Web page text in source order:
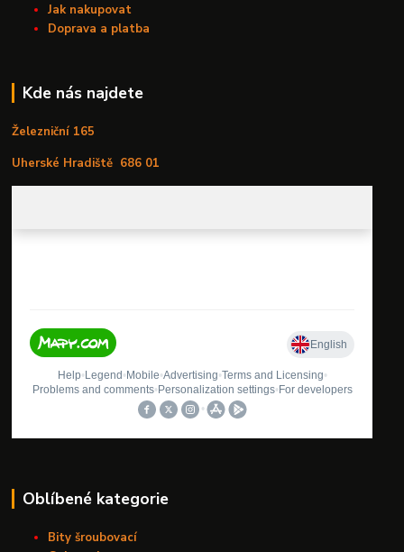
Jak nakupovat
Doprava a platba
Kde nás najdete
Železniční 165
Uherské Hradiště 686 01
Oblíbené kategorie
Bity šroubovací